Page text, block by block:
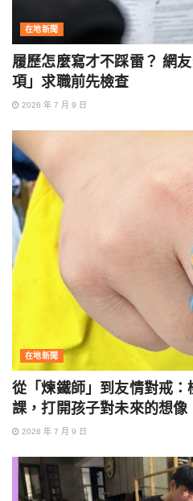
在地新聞
履歷怎麼寫才不踩雷？ 網
項」求職前先檢查
2026 年 7 月 9 日
在地新聞
從「煉鐵師」到友情對戒
課，打開孩子對未來的想像
2026 年 7 月 9 日